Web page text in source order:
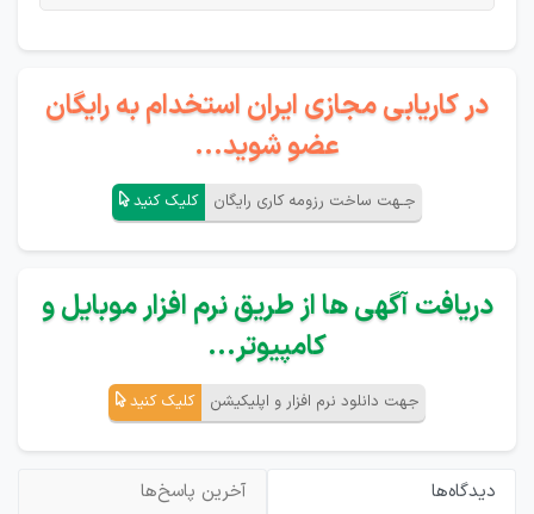
در کاریابی مجازی ایران استخدام به رایگان
عضو شوید...
جـهت ساخت رزومه کاری رایگان کلیک کنید
دریافت آگهی ها از طریق نرم افزار موبایل و
کامپیوتر...
جهت دانلود نرم افزار و اپلیکیشن کلیک کنید
دیدگاه‌ها
آخرین پاسخ‌ها